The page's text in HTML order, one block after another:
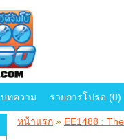
บทความ รายการโปรด (0)
หน้าแรก » EE1488 :